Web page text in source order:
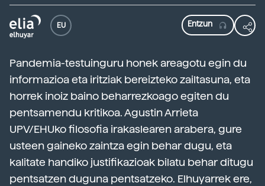
EU
Pandemia-testuinguru honek areagotu egin du
informazioa eta iritziak bereizteko zailtasuna, eta
horrek inoiz baino beharrezkoago egiten du
pentsamendu kritikoa. Agustin Arrieta
UPV/EHUko filosofia irakaslearen arabera, gure
usteen gaineko zaintza egin behar dugu, eta
kalitate handiko justifikazioak bilatu behar ditugu
pentsatzen duguna pentsatzeko. Elhuyarrek ere,